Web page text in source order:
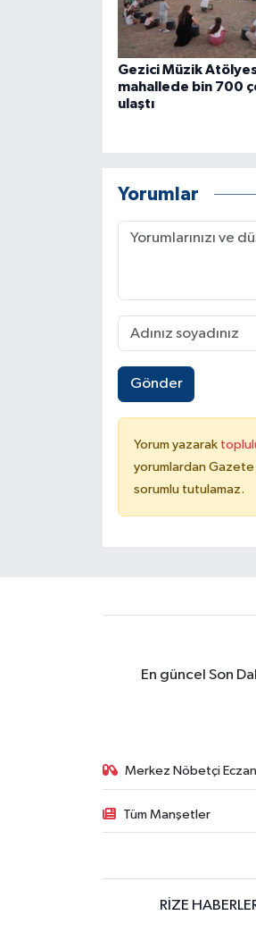
Gezici Müzik
mahallede bin 700
ulaştı
Yorumlar
Gönder
Yorum yazarak
yorumlardan
sorumlu tutulamaz.
En güncel Son
Merkez Nöbetçi
Tüm Manşetler
RİZE